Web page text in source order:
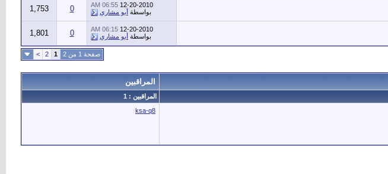
12-20-2010
06:55 AM
بواسطة أبو مشاري 0
1,753
12-20-2010
06:15 AM
بواسطة أبو مشاري 0
1,801
صفحة 1 من 2 1
2
>
المراقبين
المراقبين : 1
ksa-q8